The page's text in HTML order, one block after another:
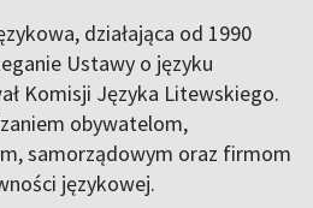
działająca od 1990
Ustawy o języku
Komisji Języka Litewskiego.
obywatelom,
samorządowym oraz firmom
językowej.